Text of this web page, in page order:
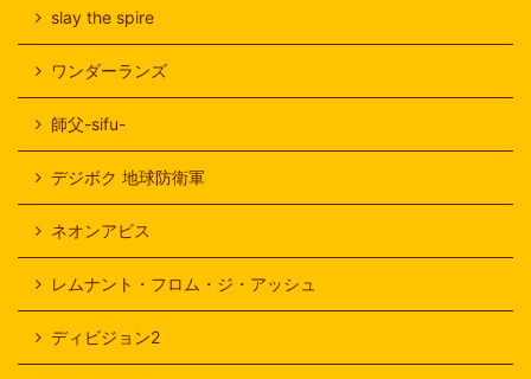
slay the spire
ワンダーランズ
師父-sifu-
デジボク 地球防衛軍
ネオンアビス
レムナント・フロム・ジ・アッシュ
ディビジョン2